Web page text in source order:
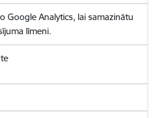
Google Analytics, lai samazinātu
līmeni.